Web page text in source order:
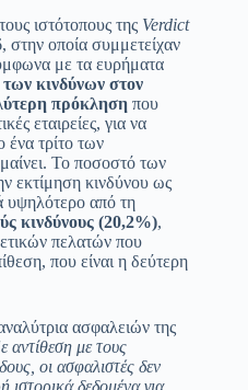
ιστότοπους της Verdict
στην οποία συμμετείχαν
με τα ευρήματα
κινδύνων στον
πρόκληση που
εταιρείες, για να
τρίτο των
Το ποσοστό των
εκτίμηση κινδύνου ως
υψηλότερο από τη
κινδύνους (20,2%),
πελατών που
που είναι η δεύτερη
ασφαλειών της
αντίθεση με τους
οι ασφαλιστές δεν